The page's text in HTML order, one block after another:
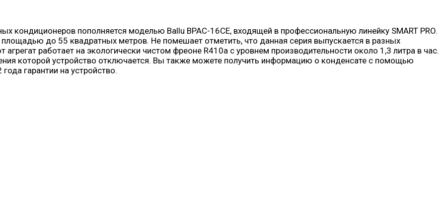
кондиционеров пополняется моделью Ballu BPAC-16CE, входящей в профессиональную линейку SMART PRO.
до 55 квадратных метров. Не помешает отметить, что данная серия выпускается в разных
работает на экологически чистом фреоне R410a с уровнем производительности около 1,3 литра в час.
которой устройство отключается. Вы также можете получить информацию о конденсате с помощью
гарантии на устройство.